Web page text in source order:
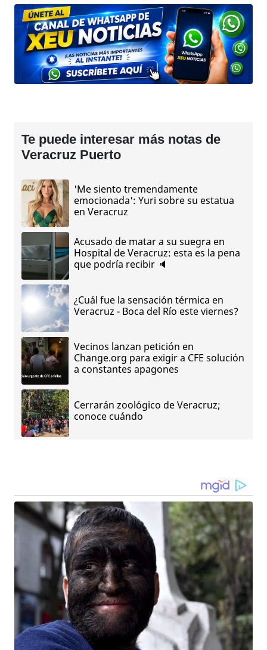
Te puede interesar más notas de
Veracruz Puerto
'Me siento tremendamente
emocionada': Yuri sobre su estatua
en Veracruz
Acusado de matar a su suegra en
Hospital de Veracruz: esta es la pena
que podría recibir 🔈
¿Cuál fue la sensación térmica en
Veracruz - Boca del Río este viernes?
Vecinos lanzan petición en
Change.org para exigir a CFE solución
a constantes apagones
Cerrarán zoológico de Veracruz;
conoce cuándo